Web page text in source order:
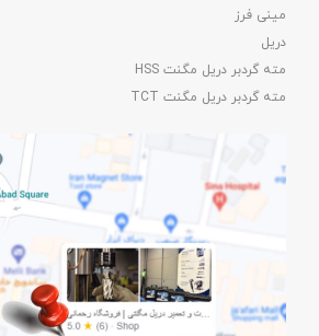
مینی فرز
دریل
مته گردبر دریل مگنت HSS
مته گردبر دریل مگنت TCT